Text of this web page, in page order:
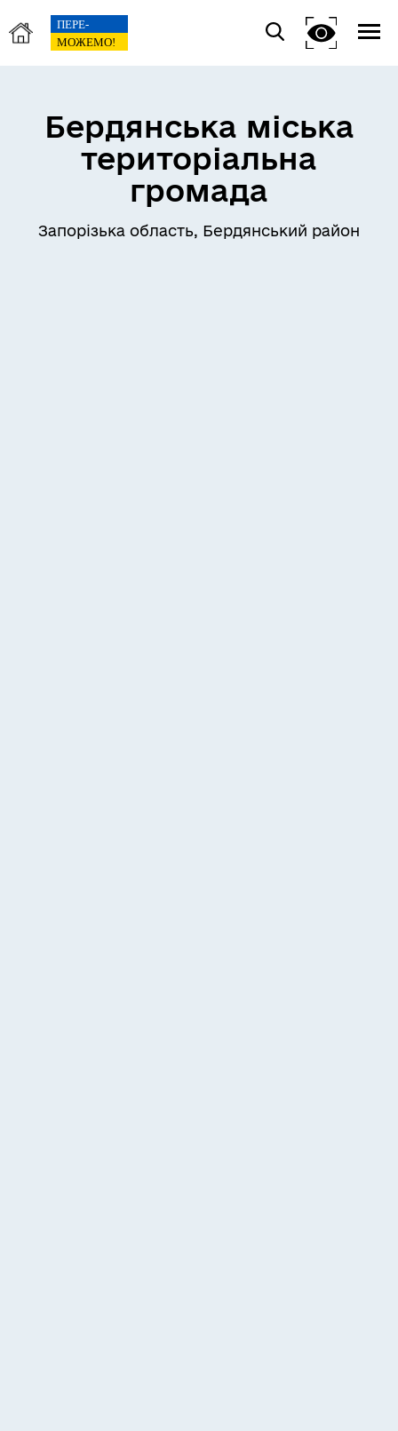
Бердянська міська
територіальна
громада
Запорізька область, Бердянський район